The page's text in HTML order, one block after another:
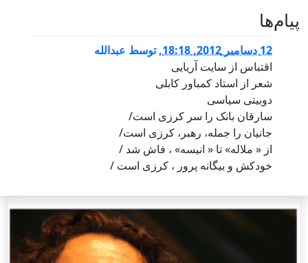
پيام‌ها
12 دسامبر 2012, 18:18 ,توسط عبدالله
اقتباس از سایت آریایی
شعر از استاد کمباور کابلی
دوبیتی سیاسی
سارقان بانک را سر کرزی است/
جانیان را جمله، رهبر، کرزی است/
از « ملاله» تا « انیسه» ، فاش شد /
خودکش و بیگانه پرور ، کرزی است /